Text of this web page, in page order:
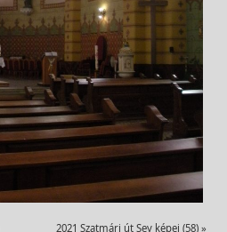
2021 Szatmári út Sey képei (58) »